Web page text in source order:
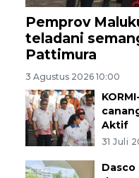
Pemprov
teladani
Pattimura
3 Agustus 2026 10:00
Aktif
31 Juli